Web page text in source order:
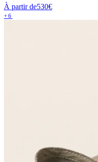
À partir de530€
+6